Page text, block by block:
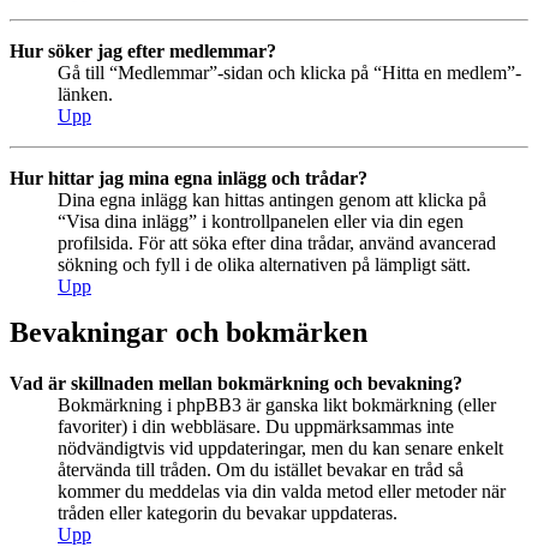
Hur söker jag efter medlemmar?
Gå till “Medlemmar”-sidan och klicka på “Hitta en medlem”-
länken.
Upp
Hur hittar jag mina egna inlägg och trådar?
Dina egna inlägg kan hittas antingen genom att klicka på
“Visa dina inlägg” i kontrollpanelen eller via din egen
profilsida. För att söka efter dina trådar, använd avancerad
sökning och fyll i de olika alternativen på lämpligt sätt.
Upp
Bevakningar och bokmärken
Vad är skillnaden mellan bokmärkning och bevakning?
Bokmärkning i phpBB3 är ganska likt bokmärkning (eller
favoriter) i din webbläsare. Du uppmärksammas inte
nödvändigtvis vid uppdateringar, men du kan senare enkelt
återvända till tråden. Om du istället bevakar en tråd så
kommer du meddelas via din valda metod eller metoder när
tråden eller kategorin du bevakar uppdateras.
Upp